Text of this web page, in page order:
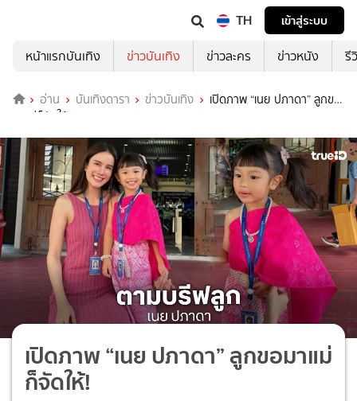
TH
เข้าสู่ระบบ
หน้าแรกบันเทิง
ข่าวบันเทิง ข่าวละคร ข่าวหนัง รี
อ่าน บันเทิงดารา ข่าวบันเทิง
เปิดภาพ “เนย ปภาดา” ลูกขอ
มาแม่ก็จัดให้!
เปิดภาพ “เนย ปภาดา” ลูกขอมาแม่
ก็จัดให้!